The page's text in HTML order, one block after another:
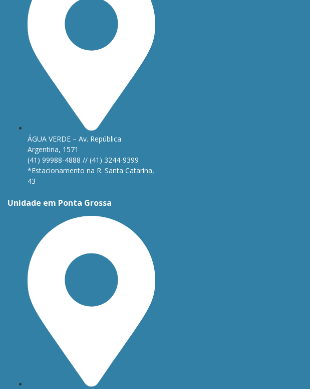
ÁGUA VERDE – Av. República
Argentina, 1571
(41) 99988-4888 // (41) 3244-9399
*Estacionamento na R. Santa Catarina,
43
Unidade em Ponta Grossa